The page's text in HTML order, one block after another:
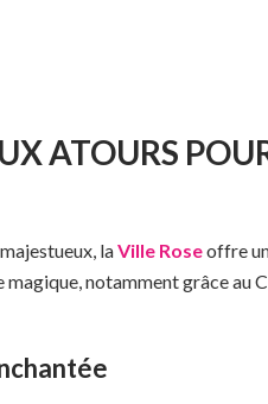
ATOURS
laVille Roseoffre
notamment grâce au